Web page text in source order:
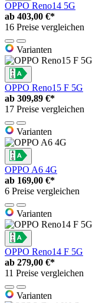
OPPO Reno14 5G
ab 403,00 €*
16 Preise vergleichen
Varianten
OPPO Reno15 F 5G
ab 309,89 €*
17 Preise vergleichen
Varianten
OPPO A6 4G
ab 169,00 €*
6 Preise vergleichen
Varianten
OPPO Reno14 F 5G
ab 279,00 €*
11 Preise vergleichen
Varianten